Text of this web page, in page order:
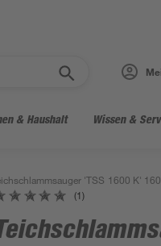
& Haushalt Wissen &
'TSS 1600 K'
(1)